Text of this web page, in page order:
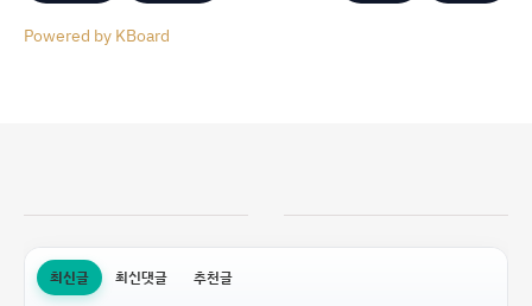
Powered by KBoard
최신글 최신댓글 추천글